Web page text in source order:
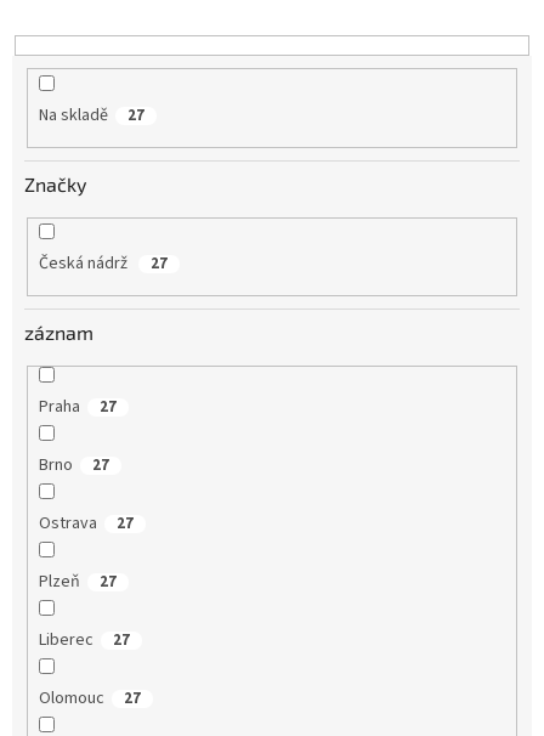
t
ů
Na skladě 27
Značky
Česká nádrž 27
záznam
Praha 27
Brno 27
Ostrava 27
Plzeň 27
Liberec 27
Olomouc 27